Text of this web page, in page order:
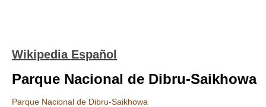
Wikipedia Español
Parque Nacional de Dibru-Saikhowa
Parque Nacional de Dibru-Saikhowa